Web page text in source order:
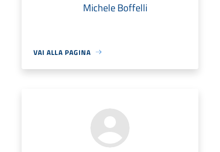
Michele Boffelli
VAI ALLA PAGINA